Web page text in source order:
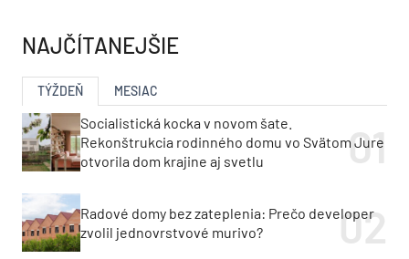
NAJČÍTANEJŠIE
TÝŽDEŇ MESIAC
Socialistická kocka v novom šate.
Rekonštrukcia rodinného domu vo Svätom Jure
otvorila dom krajine aj svetlu
Radové domy bez zateplenia: Prečo developer
zvolil jednovrstvové murivo?